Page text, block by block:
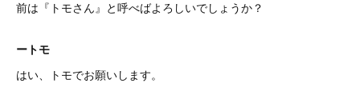
前は『トモさん』と呼べばよろしいでしょうか？
ートモ
はい、トモでお願いします。